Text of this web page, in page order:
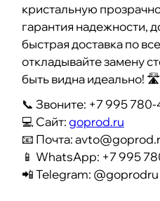
кристальную
гарантия надежности,
быстрая доставка по
откладывайте замену
быть видна идеально! 🛣️
📞 Звоните: +7 995
💻 Сайт:goprod.ru
📧 Почта:
📱 WhatsApp: +7 995
📲 Telegram: @goprodru